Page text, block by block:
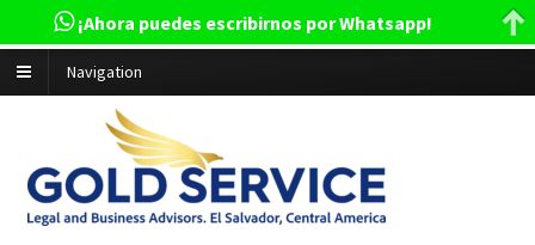
Navigation
¡Ahora puedes escribirnos por Whatsapp!